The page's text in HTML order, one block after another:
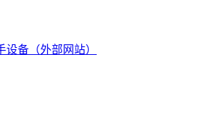
设备（外部网站）